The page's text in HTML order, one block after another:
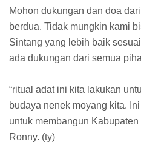
Mohon dukungan dan doa
berdua. Tidak mungkin kami
Sintang yang lebih baik
ada dukungan dari semua
“ritual adat ini kita lakukan
budaya nenek moyang kita.
untuk membangun
Ronny. (ty)